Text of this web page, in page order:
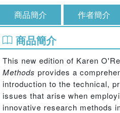
商品簡介 作者簡介
商品簡介
This new edition of Karen
Methods provides a
introduction to the technical,
issues that arise when
innovative research methods